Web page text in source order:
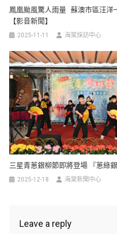
鳳凰颱風驚人雨量 蘇澳市區汪洋
【影音新聞】
2025-11-11 海棠採訪中心
三星青蔥銀柳節即將登場 『蔥綠
2025-12-18 海棠新聞中心
Leave a reply